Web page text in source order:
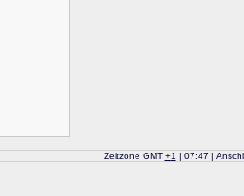
Zeitzone GMT +1 | 07:47 |